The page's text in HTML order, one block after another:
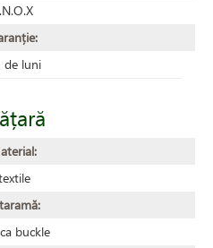
de luni
buckle